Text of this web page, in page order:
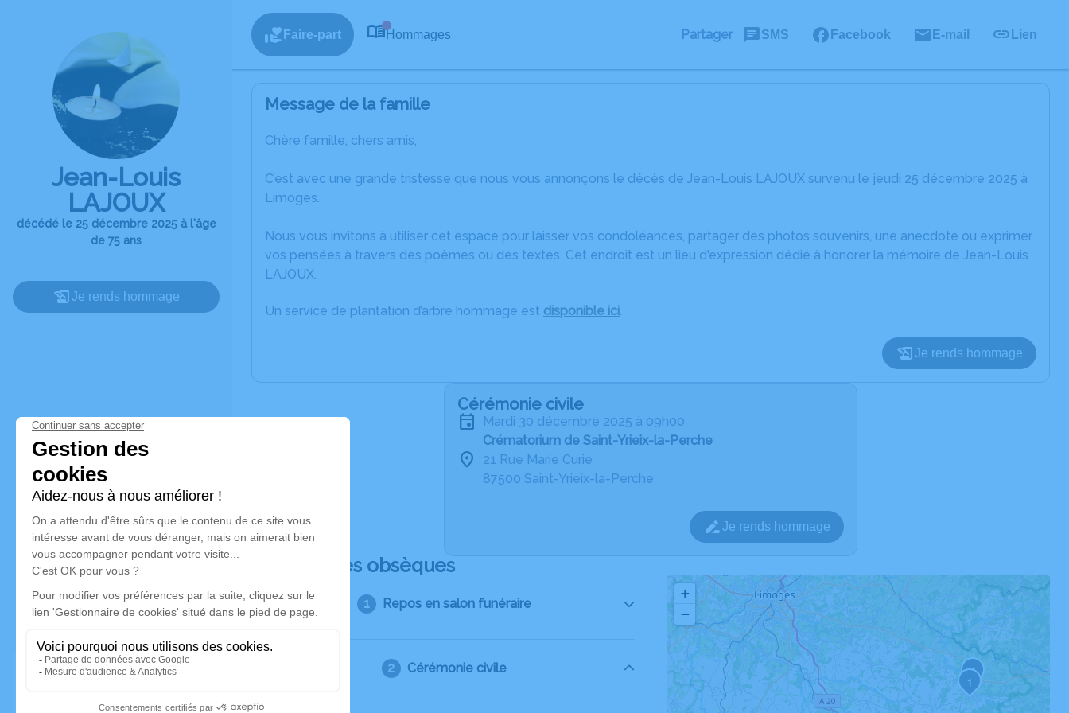
Jean-Louis
LAJOUX
décédé le 25 décembre 2025 à l'âge
de 75 ans
Je rends hommage
Faire-part Hommages Partager SMS Facebook E-mail Lien
Message de la famille
Chère famille, chers amis,
C’est avec une grande tristesse que nous vous annonçons le décès de Jean-Louis LAJOUX survenu le jeudi 25 décembre 2025 à
Limoges.
Nous vous invitons à utiliser cet espace pour laisser vos condoléances, partager des photos souvenirs, une anecdote ou exprimer
vos pensées à travers des poèmes ou des textes. Cet endroit est un lieu d'expression dédié à honorer la mémoire de Jean-Louis
LAJOUX.
Un service de plantation d’arbre hommage est disponible ici.
Je rends hommage
Cérémonie civile
mardi 30 décembre 2025 à 09h00
Crématorium de Saint-Yrieix-la-Perche
21 Rue Marie Curie
87500 Saint-Yrieix-la-Perche
Je rends hommage
Déroulé des obsèques
Repos en salon funéraire
Cérémonie civile
1
4
+
−